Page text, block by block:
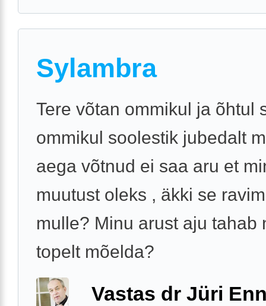
Sylambra
Tere võtan ommikul ja õhtul
ommikul soolestik jubedalt
aega võtnud ei saa aru et
muutust oleks , äkki se
mulle? Minu arust aju tahab
topelt mõelda?
Vastas dr Jüri